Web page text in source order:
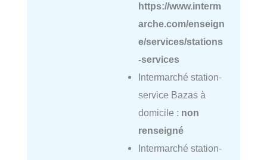
https://www.interm
arche.com/enseign
e/services/stations
-services
Intermarché station-
service Bazas à
domicile : non
renseigné
Intermarché station-